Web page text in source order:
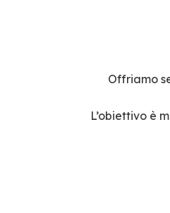
Offriamo
L’obiettivo è